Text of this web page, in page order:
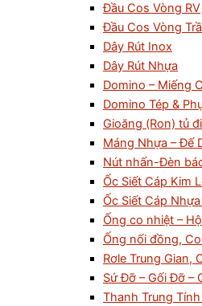
Đầu Cos Vòng RV
Đầu Cos Vòng
Dây Rút Inox
Dây Rút Nhựa
Domino – Miếng
Domino Tép &
Gioăng (Ron) tủ
Máng Nhựa – Đế
Nút nhấn-Đèn
Ốc Siết Cáp Kim
Ốc Siết Cáp
Ống co nhiệt –
Ống nối đồng,
Rơle Trung Gian,
Sứ Đỡ – Gối Đỡ –
Thanh Trung